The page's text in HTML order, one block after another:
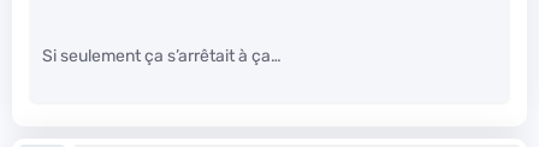
Si seulement ça s’arrêtait à ça…